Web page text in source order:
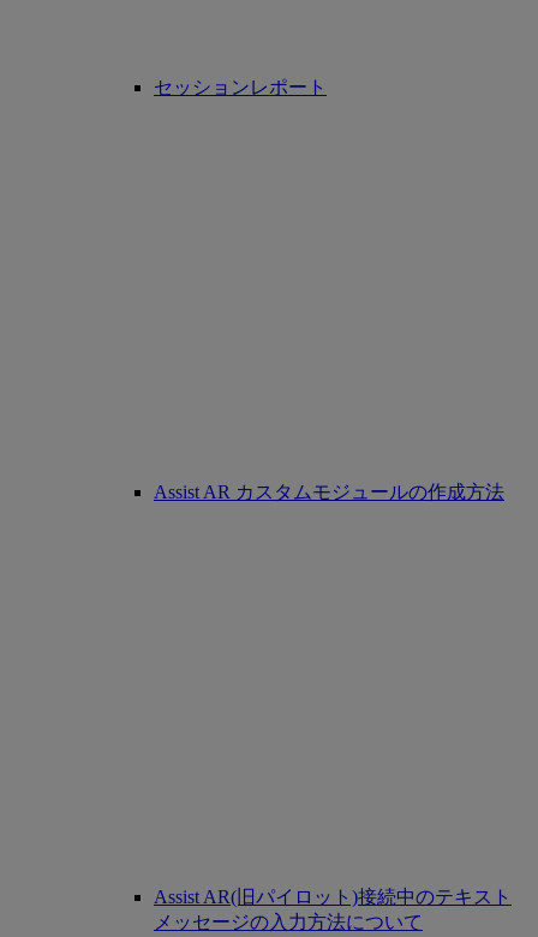
セッションレポート
Assist AR カスタムモジュールの作成方法
Assist AR(旧パイロット)接続中のテキスト
メッセージの入力方法について